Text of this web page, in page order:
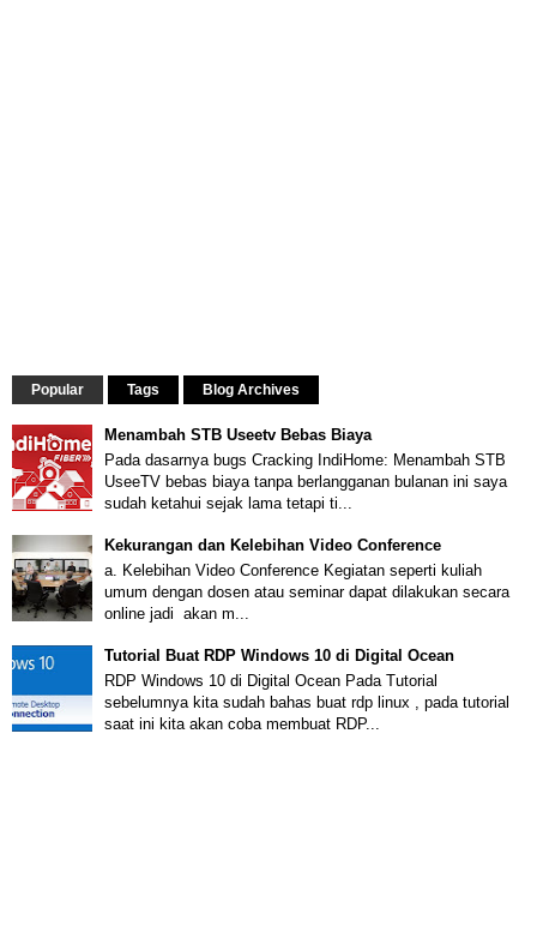
Popular Tags Blog Archives
Menambah STB Useetv Bebas Biaya
Pada dasarnya bugs Cracking IndiHome: Menambah STB
UseeTV bebas biaya tanpa berlangganan bulanan ini saya
sudah ketahui sejak lama tetapi ti...
Kekurangan dan Kelebihan Video Conference
a. Kelebihan Video Conference Kegiatan seperti kuliah
umum dengan dosen atau seminar dapat dilakukan secara
online jadi akan m...
Tutorial Buat RDP Windows 10 di Digital Ocean
RDP Windows 10 di Digital Ocean Pada Tutorial
sebelumnya kita sudah bahas buat rdp linux , pada tutorial
saat ini kita akan coba membuat RDP...